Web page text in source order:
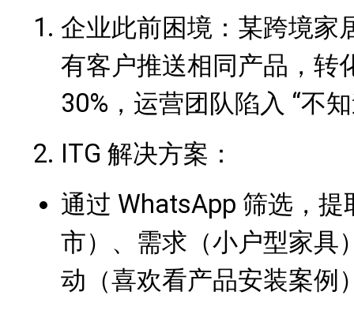
企业此前困境：某跨境家
有客户推送相同产品，转
30%，运营团队陷入 “不
ITG 解决方案：
通过 WhatsApp 筛选，提
市）、需求（小户型家具
动（喜欢看产品安装案例